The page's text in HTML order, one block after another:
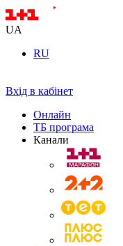
UA
RU
Вхід в кабінет
Онлайн
ТБ програма
Канали